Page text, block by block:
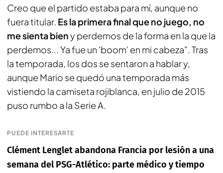
Creo que el partido estaba para mí, aunque no
fuera titular. Es la primera final que no juego, no
me sienta bieny perdemos de la forma en la que la
perdemos... Ya fue un 'boom' en mi cabeza". Tras
la temporada, los dos se sentaron a hablar y,
aunque Mario se quedó una temporada más
vistiendo la camiseta rojiblanca, en julio de 2015
puso rumbo a la Serie A.
PUEDE INTERESARTE
Clément Lenglet abandona Francia por lesión a una
semana del PSG-Atlético: parte médico y tiempo